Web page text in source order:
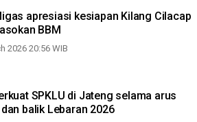
apresiasi kesiapan Kilang Cilacap
BBM
2026 20:56 WIB
SPKLU di Jateng selama arus
balik Lebaran 2026